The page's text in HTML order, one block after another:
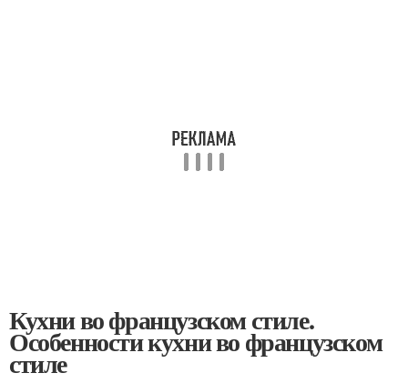
Кухни во французском стиле.
Особенности кухни во французском
стиле